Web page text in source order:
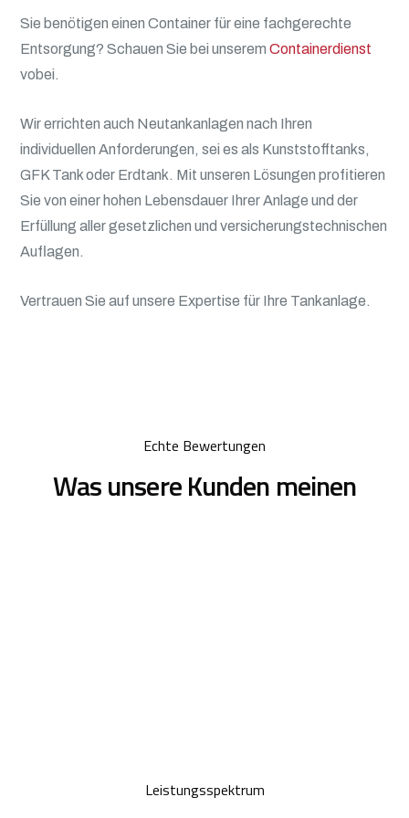
Sie benötigen einen Container für eine fachgerechte
Entsorgung? Schauen Sie bei unserem Containerdienst
vobei.
Wir errichten auch Neutankanlagen nach Ihren
individuellen Anforderungen, sei es als Kunststofftanks,
GFK Tank oder Erdtank. Mit unseren Lösungen profitieren
Sie von einer hohen Lebensdauer Ihrer Anlage und der
Erfüllung aller gesetzlichen und versicherungstechnischen
Auflagen.
Vertrauen Sie auf unsere Expertise für Ihre Tankanlage.
Echte Bewertungen
Was unsere Kunden meinen
Leistungsspektrum